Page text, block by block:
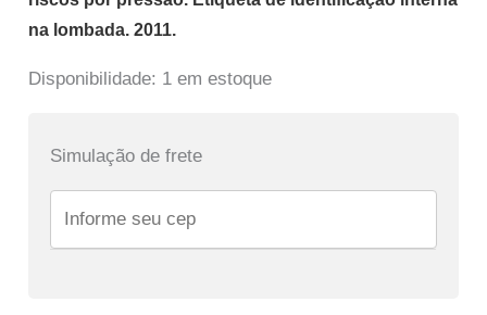
na lombada. 2011.
Disponibilidade: 1 em estoque
Simulação de frete